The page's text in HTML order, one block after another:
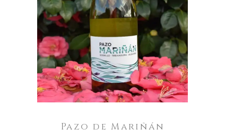
ENGADIR AO CARRO
Pazo de Mariñán